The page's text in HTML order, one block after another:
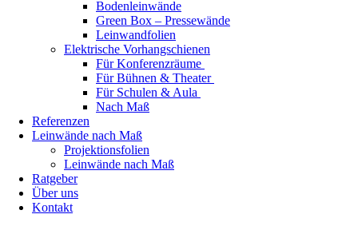
Bodenleinwände
Green Box – Pressewände
Leinwandfolien
Elektrische Vorhangschienen
Für Konferenzräume
Für Bühnen & Theater
Für Schulen & Aula
Nach Maß
Referenzen
Leinwände nach Maß
Projektionsfolien
Leinwände nach Maß
Ratgeber
Über uns
Kontakt